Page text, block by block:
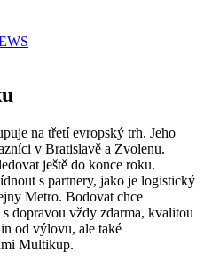
na třetí evropský trh. Jeho
v Bratislavě a Zvolenu.
ještě do konce roku.
s partnery, jako je logistický
Metro. Bodovat chce
dopravou vždy zdarma, kvalitou
od výlovu, ale také
Multikup.